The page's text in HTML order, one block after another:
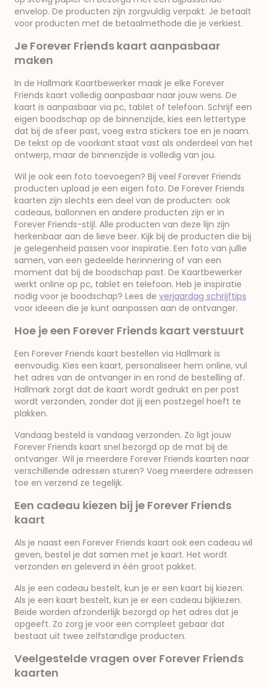
envelop. De producten zijn zorgvuldig verpakt. Je betaalt
voor producten met de betaalmethode die je verkiest.
Je Forever Friends kaart aanpasbaar
maken
In de Hallmark Kaartbewerker maak je elke Forever
Friends kaart volledig aanpasbaar naar jouw wens. De
kaart is aanpasbaar via pc, tablet of telefoon. Schrijf een
eigen boodschap op de binnenzijde, kies een lettertype
dat bij de sfeer past, voeg extra stickers toe en je naam.
De tekst op de voorkant staat vast als onderdeel van het
ontwerp, maar de binnenzijde is volledig van jou.
Wil je ook een foto toevoegen? Bij veel Forever Friends
producten upload je een eigen foto. De Forever Friends
kaarten zijn slechts een deel van de producten: ook
cadeaus, ballonnen en andere producten zijn er in
Forever Friends-stijl. Alle producten van deze lijn zijn
herkenbaar aan de lieve beer. Kijk bij de producten die bij
je gelegenheid passen voor inspiratie. Een foto van jullie
samen, van een gedeelde herinnering of van een
moment dat bij de boodschap past. De Kaartbewerker
werkt online op pc, tablet en telefoon. Heb je inspiratie
nodig voor je boodschap? Lees de verjaardag schrijftips
voor ideeen die je kunt aanpassen aan de ontvanger.
Hoe je een Forever Friends kaart verstuurt
Een Forever Friends kaart bestellen via Hallmark is
eenvoudig. Kies een kaart, personaliseer hem online, vul
het adres van de ontvanger in en rond de bestelling af.
Hallmark zorgt dat de kaart wordt gedrukt en per post
wordt verzonden, zonder dat jij een postzegel hoeft te
plakken.
Vandaag besteld is vandaag verzonden. Zo ligt jouw
Forever Friends kaart snel bezorgd op de mat bij de
ontvanger. Wil je meerdere Forever Friends kaarten naar
verschillende adressen sturen? Voeg meerdere adressen
toe en verzend ze tegelijk.
Een cadeau kiezen bij je Forever Friends
kaart
Als je naast een Forever Friends kaart ook een cadeau wil
geven, bestel je dat samen met je kaart. Het wordt
verzonden en geleverd in één groot pakket.
Als je een cadeau bestelt, kun je er een kaart bij kiezen.
Als je een kaart bestelt, kun je er een cadeau bijkiezen.
Beide worden afzonderlijk bezorgd op het adres dat je
opgeeft. Zo zorg je voor een compleet gebaar dat
bestaat uit twee zelfstandige producten.
Veelgestelde vragen over Forever Friends
kaarten